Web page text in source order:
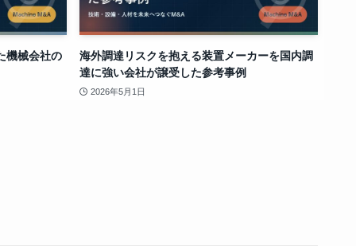
機械会社の
海外調達リスクを抱える装置メーカーを国内調
達に強い会社が譲受した参考事例
2026年5月1日